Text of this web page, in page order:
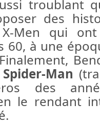
troublant
des
Men qui
60, à une
Man
des
le rendant